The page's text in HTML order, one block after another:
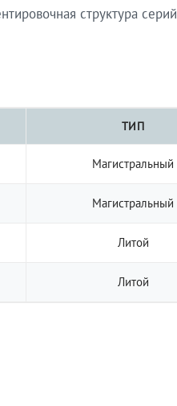
структура серий
ТИП
Магистральный
Магистральный
Литой
Литой